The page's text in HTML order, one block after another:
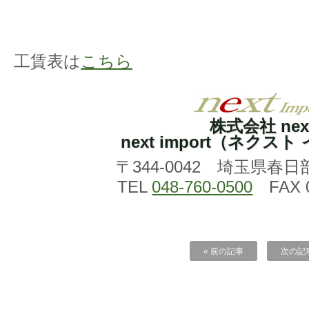
工賃表は こちら
株式会社
next import（ネクスト
〒344-0042 埼玉県春日
TEL 048-760-0500 FAX
« 前の記事 次の記